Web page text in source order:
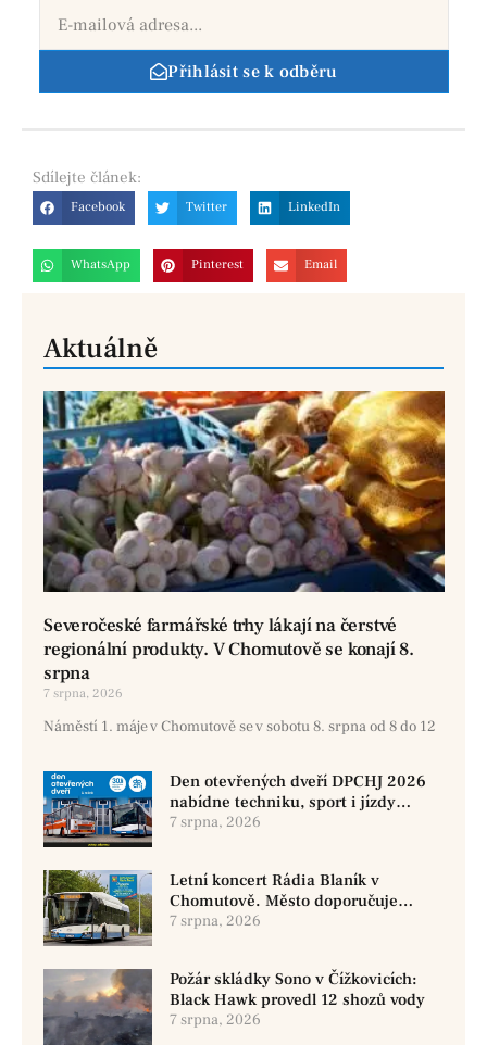
Přihlásit se k odběru
Sdílejte článek:
Facebook Twitter LinkedIn
WhatsApp Pinterest Email
Aktuálně
Severočeské farmářské trhy lákají na čerstvé
regionální produkty. V Chomutově se konají 8.
srpna
7 srpna, 2026
Náměstí 1. máje v Chomutově se v sobotu 8. srpna od 8 do 12
Den otevřených dveří DPCHJ 2026
nabídne techniku, sport i jízdy
historickými vozy
7 srpna, 2026
Letní koncert Rádia Blaník v
Chomutově. Město doporučuje
využít MHD
7 srpna, 2026
Požár skládky Sono v Čížkovicích:
Black Hawk provedl 12 shozů vody
7 srpna, 2026